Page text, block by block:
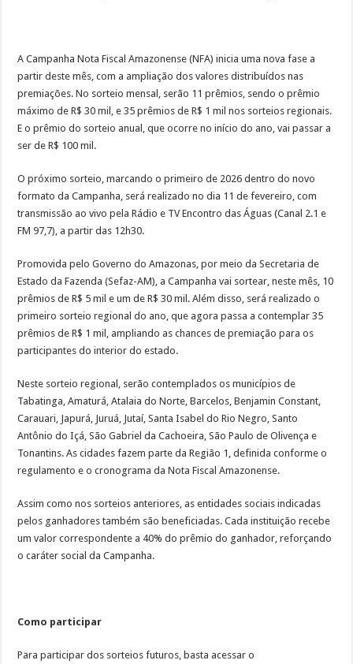
A Campanha Nota Fiscal Amazonense (NFA) inicia uma nova fase a
partir deste mês, com a ampliação dos valores distribuídos nas
premiações. No sorteio mensal, serão 11 prêmios, sendo o prêmio
máximo de R$ 30 mil, e 35 prêmios de R$ 1 mil nos sorteios regionais.
E o prêmio do sorteio anual, que ocorre no início do ano, vai passar a
ser de R$ 100 mil.
O próximo sorteio, marcando o primeiro de 2026 dentro do novo
formato da Campanha, será realizado no dia 11 de fevereiro, com
transmissão ao vivo pela Rádio e TV Encontro das Águas (Canal 2.1 e
FM 97,7), a partir das 12h30.
Promovida pelo Governo do Amazonas, por meio da Secretaria de
Estado da Fazenda (Sefaz-AM), a Campanha vai sortear, neste mês, 10
prêmios de R$ 5 mil e um de R$ 30 mil. Além disso, será realizado o
primeiro sorteio regional do ano, que agora passa a contemplar 35
prêmios de R$ 1 mil, ampliando as chances de premiação para os
participantes do interior do estado.
Neste sorteio regional, serão contemplados os municípios de
Tabatinga, Amaturá, Atalaia do Norte, Barcelos, Benjamin Constant,
Carauari, Japurá, Juruá, Jutaí, Santa Isabel do Rio Negro, Santo
Antônio do Içá, São Gabriel da Cachoeira, São Paulo de Olivença e
Tonantins. As cidades fazem parte da Região 1, definida conforme o
regulamento e o cronograma da Nota Fiscal Amazonense.
Assim como nos sorteios anteriores, as entidades sociais indicadas
pelos ganhadores também são beneficiadas. Cada instituição recebe
um valor correspondente a 40% do prêmio do ganhador, reforçando
o caráter social da Campanha.
Como participar
Para participar dos sorteios futuros, basta acessar o